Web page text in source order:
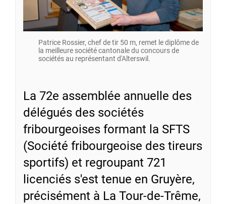
Patrice Rossier, chef de tir 50 m, remet le diplôme de
la meilleure société cantonale du concours de
sociétés au représentant d'Alterswil.
La 72e assemblée annuelle des
délégués des sociétés
fribourgeoises formant la SFTS
(Société fribourgeoise des tireurs
sportifs) et regroupant 721
licenciés s'est tenue en Gruyère,
précisément à La Tour-de-Trême,